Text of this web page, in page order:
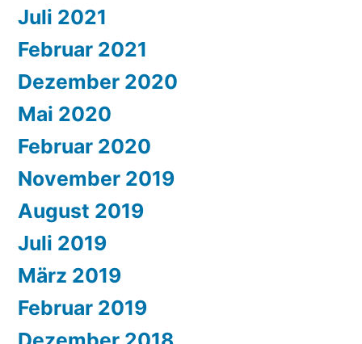
Juli 2021
Februar 2021
Dezember 2020
Mai 2020
Februar 2020
November 2019
August 2019
Juli 2019
März 2019
Februar 2019